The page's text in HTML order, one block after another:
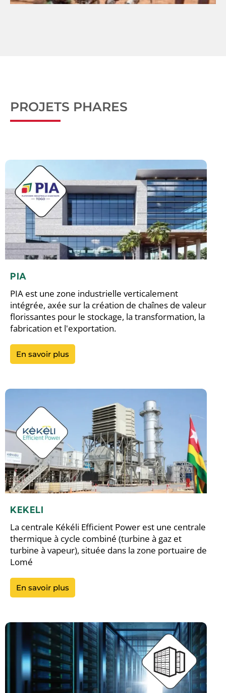
PROJETS PHARES
PIA
PIA est une zone industrielle verticalement
intégrée, axée sur la création de chaînes de valeur
florissantes pour le stockage, la transformation, la
fabrication et l'exportation.
En savoir plus
KEKELI
La centrale Kékéli Efficient Power est une centrale
thermique à cycle combiné (turbine à gaz et
turbine à vapeur), située dans la zone portuaire de
Lomé
En savoir plus